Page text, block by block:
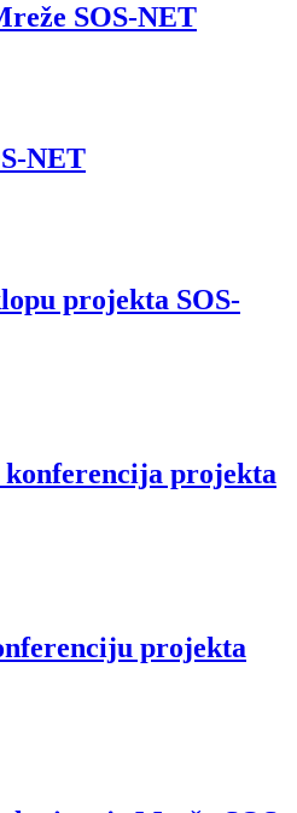
SOS-NET
NET
projekta SOS-
projekta
projekta